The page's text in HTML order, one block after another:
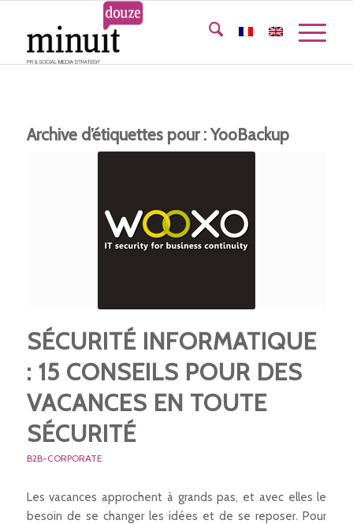
Archive d’étiquettes pour :YooBackup
SÉCURITÉ INFORMATIQUE
: 15 CONSEILS POUR DES
VACANCES EN TOUTE
SÉCURITÉ
B2B-CORPORATE
Les vacances approchent à grands pas, et avec elles le
besoin de se changer les idées et de se reposer. Pour